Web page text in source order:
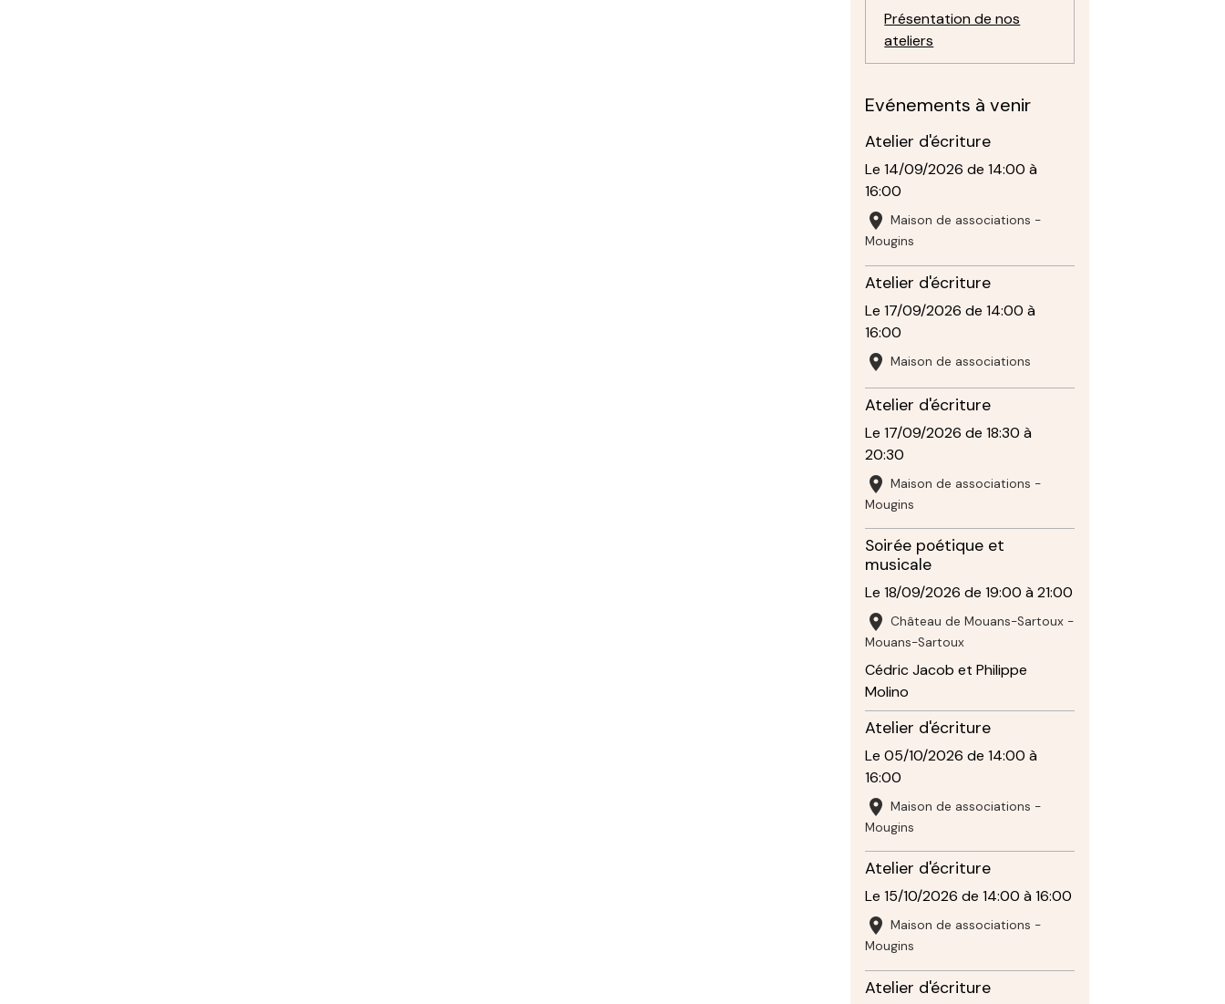
Présentation de nos
ateliers
Evénements à venir
Atelier d'écriture
Le 14/09/2026 de 14:00 à
16:00
Maison de associations -
Mougins
Atelier d'écriture
Le 17/09/2026 de 14:00 à
16:00
Maison de associations
Atelier d'écriture
Le 17/09/2026 de 18:30 à
20:30
Maison de associations -
Mougins
Soirée poétique et
musicale
Le 18/09/2026 de 19:00 à 21:00
Château de Mouans-Sartoux -
Mouans-Sartoux
Cédric Jacob et Philippe
Molino
Atelier d'écriture
Le 05/10/2026 de 14:00 à
16:00
Maison de associations -
Mougins
Atelier d'écriture
Le 15/10/2026 de 14:00 à 16:00
Maison de associations -
Mougins
Atelier d'écriture